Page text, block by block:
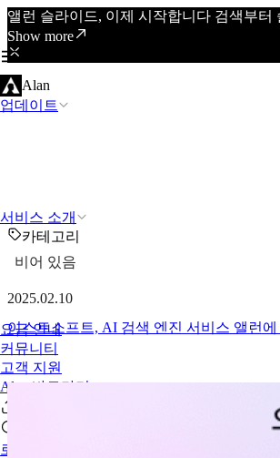
앨런 슬라이드, 이제 시작합니다 검색부
Show more
Alan
업데이트
서비스 소개
요금 안내
커뮤니티
고객 지원
Alan 바로가기
로그인
카테고리
비어 있음
2025.02.10
이스트소프트, AI 검색 엔진 서비스 앨런